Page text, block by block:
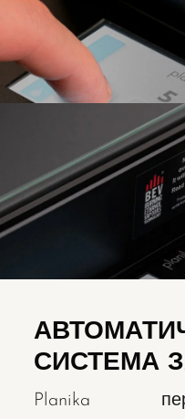
СИСТЕМА
Planika